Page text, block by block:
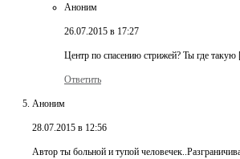
Аноним
26.07.2015 в 17:27
Центр по спасению стрижей? Ты где такую
Ответить
Аноним
28.07.2015 в 12:56
Автор ты больной и тупой